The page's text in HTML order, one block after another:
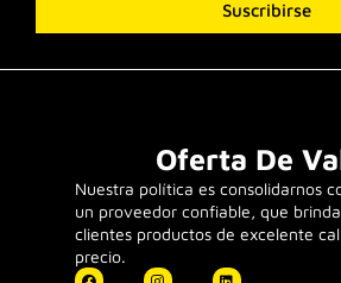
Suscribirse
Oferta De
Nuestra política es consolidarnos
un proveedor confiable, que
clientes productos de excelente
precio.
F
I
L